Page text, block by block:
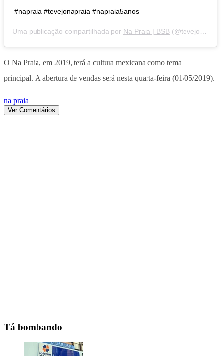
#napraia #tevejonapraia #napraia5anos
Uma publicação compartilhada por Na Praia | BSB (@tevejonapraia) em
O Na Praia, em 2019, terá a cultura mexicana como tema
principal. A abertura de vendas será nesta quarta-feira (01/05/2019).
na praia
Ver Comentários
Tá bombando